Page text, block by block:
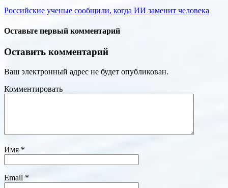
Российские ученые сообщили, когда ИИ заменит человека
Оставьте первый комментарий
Оставить комментарий
Ваш электронный адрес не будет опубликован.
Комментировать
Имя *
Email *